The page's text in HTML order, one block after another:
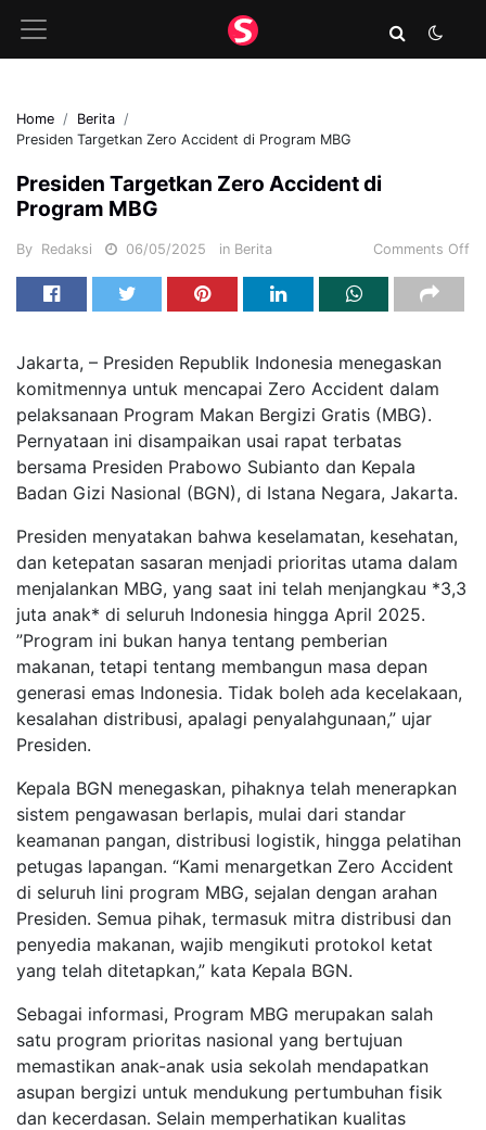
Home
Berita
Presiden Targetkan Zero Accident di Program MBG
Presiden Targetkan Zero Accident di
Program MBG
By Redaksi 06/05/2025 in Berita Comments Off
Jakarta, – Presiden Republik Indonesia menegaskan
komitmennya untuk mencapai Zero Accident dalam
pelaksanaan Program Makan Bergizi Gratis (MBG).
Pernyataan ini disampaikan usai rapat terbatas
bersama Presiden Prabowo Subianto dan Kepala
Badan Gizi Nasional (BGN), di Istana Negara, Jakarta.
Presiden menyatakan bahwa keselamatan, kesehatan,
dan ketepatan sasaran menjadi prioritas utama dalam
menjalankan MBG, yang saat ini telah menjangkau *3,3
juta anak* di seluruh Indonesia hingga April 2025.
”Program ini bukan hanya tentang pemberian
makanan, tetapi tentang membangun masa depan
generasi emas Indonesia. Tidak boleh ada kecelakaan,
kesalahan distribusi, apalagi penyalahgunaan,” ujar
Presiden.
Kepala BGN menegaskan, pihaknya telah menerapkan
sistem pengawasan berlapis, mulai dari standar
keamanan pangan, distribusi logistik, hingga pelatihan
petugas lapangan. “Kami menargetkan Zero Accident
di seluruh lini program MBG, sejalan dengan arahan
Presiden. Semua pihak, termasuk mitra distribusi dan
penyedia makanan, wajib mengikuti protokol ketat
yang telah ditetapkan,” kata Kepala BGN.
Sebagai informasi, Program MBG merupakan salah
satu program prioritas nasional yang bertujuan
memastikan anak-anak usia sekolah mendapatkan
asupan bergizi untuk mendukung pertumbuhan fisik
dan kecerdasan. Selain memperhatikan kualitas